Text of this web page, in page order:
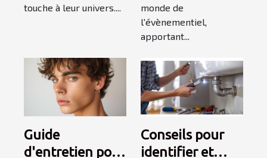
touche à leur univers....
monde de
l'évènementiel,
apportant...
Guide
d'entretien pour
Conseils pour
identifier et